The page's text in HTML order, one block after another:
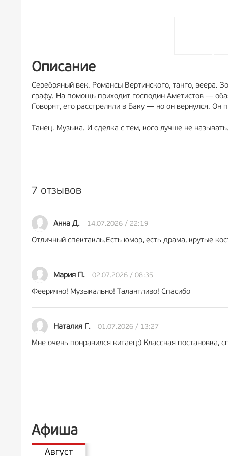
Описание
Серебряный век. Романсы Вертинского, танго,
графу. На помощь приходит господин Аметистов —
Говорят, его расстреляли в Баку — но он вернулся.
Танец. Музыка. И сделка с тем, кого лучше не называть.
7 отзывов
Анна Д. 14.07.2026 / 22:19
Отличный спектакль.Есть юмор, есть драма, крутые
Мария П. 02.07.2026 / 08:35
Феерично! Музыкально! Талантливо! Спасибо
Наталия Г. 01.07.2026 / 13:27
Мне очень понравился китаец:) Классная постановка,
Афиша
Август